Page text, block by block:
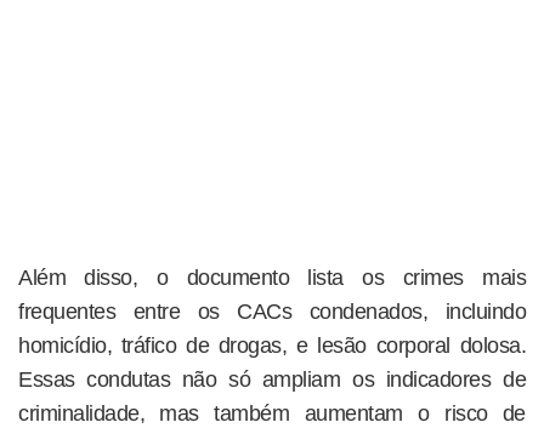
Além disso, o documento lista os crimes mais
frequentes entre os CACs condenados, incluindo
homicídio, tráfico de drogas, e lesão corporal dolosa.
Essas condutas não só ampliam os indicadores de
criminalidade, mas também aumentam o risco de